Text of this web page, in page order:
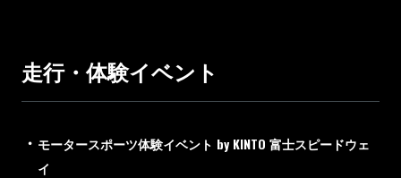
走行・体験イベント
モータースポーツ体験イベント by KINTO 富士スピードウェ
イ